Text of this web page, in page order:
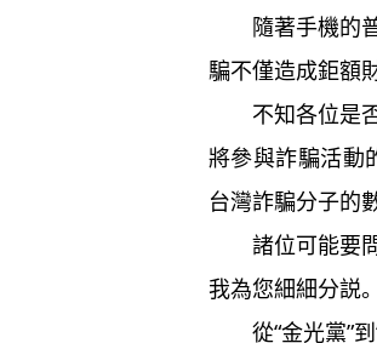
隨著手機的普
騙不僅造成鉅額
不知各位是否
將參與詐騙活動
台灣詐騙分子的
諸位可能要問
我為您細細分説。
從“金光黨”到